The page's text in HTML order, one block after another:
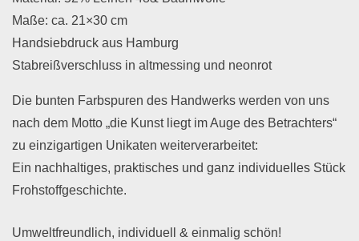
Maße: ca. 21×30 cm
Handsiebdruck aus Hamburg
Stabreißverschluss in altmessing und neonrot
Die bunten Farbspuren des Handwerks werden von uns
nach dem Motto „die Kunst liegt im Auge des Betrachters“
zu einzigartigen Unikaten weiterverarbeitet:
Ein nachhaltiges, praktisches und ganz individuelles Stück
Frohstoffgeschichte.
Umweltfreundlich, individuell & einmalig schön!